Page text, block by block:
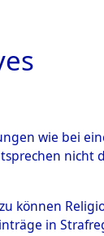
wie bei
nicht
können
in